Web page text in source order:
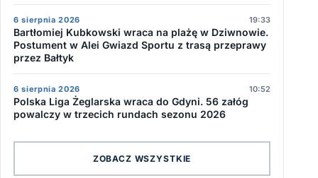
6 sierpnia 2026 19:33
Bartłomiej Kubkowski wraca na plażę w Dziwnowie.
Postument w Alei Gwiazd Sportu z trasą przeprawy
przez Bałtyk
6 sierpnia 2026 10:52
Polska Liga Żeglarska wraca do Gdyni. 56 załóg
powalczy w trzecich rundach sezonu 2026
ZOBACZ WSZYSTKIE